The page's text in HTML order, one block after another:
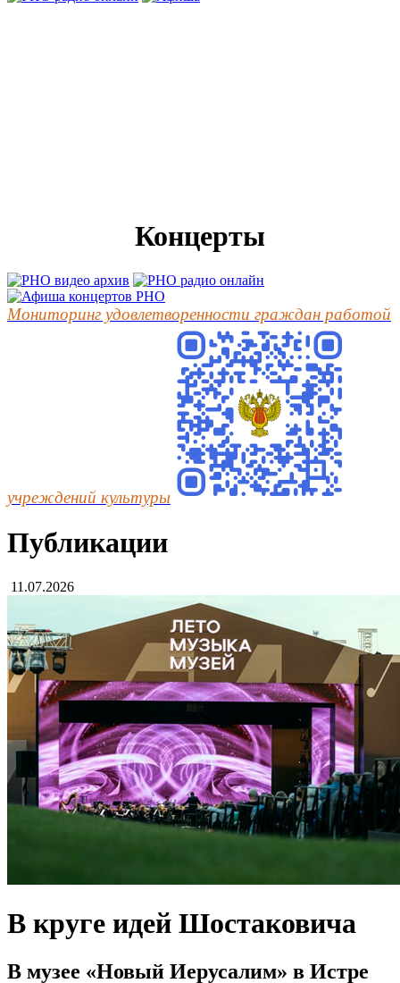
Концерты
Мониторинг удовлетворенности граждан работой
учреждений культуры
Публикации
11.07.2026
В круге идей Шостаковича
В музее «Новый Иерусалим» в Истре